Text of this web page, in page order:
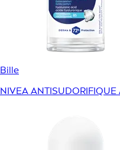
Bille
NIVEA